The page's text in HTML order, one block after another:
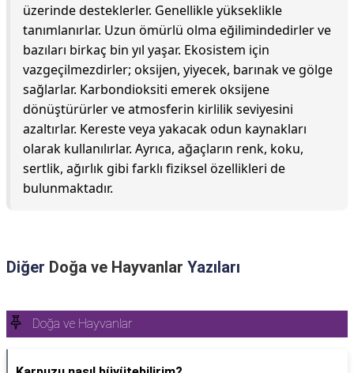
üzerinde desteklerler. Genellikle yükseklikle
tanımlanırlar. Uzun ömürlü olma eğilimindedirler ve
bazıları birkaç bin yıl yaşar. Ekosistem için
vazgeçilmezdirler; oksijen, yiyecek, barınak ve gölge
sağlarlar. Karbondioksiti emerek oksijene
dönüştürürler ve atmosferin kirlilik seviyesini
azaltırlar. Kereste veya yakacak odun kaynakları
olarak kullanılırlar. Ayrıca, ağaçların renk, koku,
sertlik, ağırlık gibi farklı fiziksel özellikleri de
bulunmaktadır.
Diğer Doğa ve Hayvanlar Yazıları
Doğa ve Hayvanlar